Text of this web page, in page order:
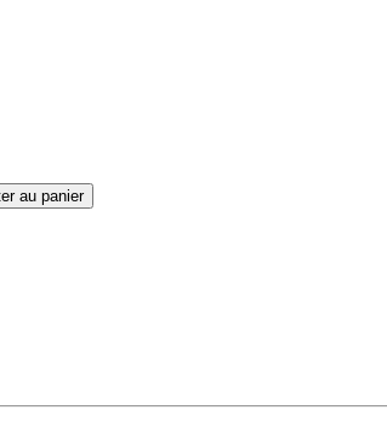
au panier